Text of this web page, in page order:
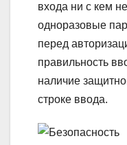
входа ни с кем
одноразовые
перед
правильность
наличие
строке ввода.